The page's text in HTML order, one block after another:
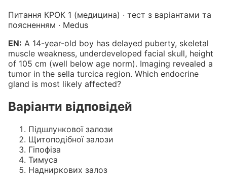
Питання КРОК 1 (медицина) · тест з варіантами та
поясненням · Medus
EN: A 14-year-old boy has delayed puberty, skeletal
muscle weakness, underdeveloped facial skull, height
of 105 cm (well below age norm). Imaging revealed a
tumor in the sella turcica region. Which endocrine
gland is most likely affected?
Варіанти відповідей
Підшлункової залози
Щитоподібної залози
Гіпофіза
Тимуса
Надниркових залоз